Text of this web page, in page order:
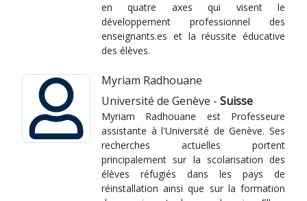
en quatre axes qui visent le
développement professionnel des
enseignants.es et la réussite éducative
des élèves.
Myriam Radhouane
Université de Genève - Suisse
Myriam Radhouane est Professeure
assistante à l'Université de Genève. Ses
recherches actuelles portent
principalement sur la scolarisation des
élèves réfugiés dans les pays de
réinstallation ainsi que sur la formation